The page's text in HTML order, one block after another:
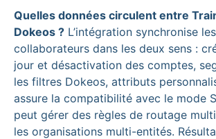
Quelles données circulent entre
Dokeos ? L’intégration synchronise
collaborateurs dans les deux sens :
jour et désactivation des comptes,
les filtres Dokeos, attributs
assure la compatibilité avec le mode
peut gérer des règles de routage
les organisations multi-entités.